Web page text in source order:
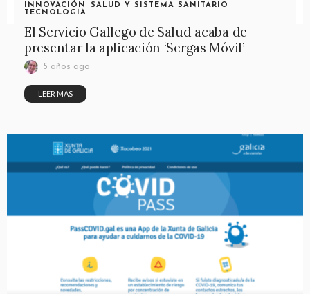
INNOVACIÓN
SALUD Y SISTEMA SANITARIO
TECNOLOGÍA
El Servicio Gallego de Salud acaba de
presentar la aplicación ‘Sergas Móvil’
5 años ago
LEER MAS